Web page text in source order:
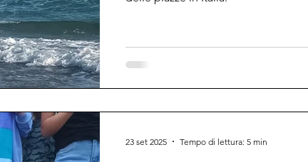
23 set 2025 Tempo di lettura: 5 min